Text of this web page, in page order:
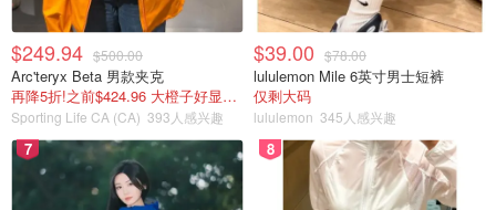
$249.94 $500.00
Arc'teryx Beta 男款夹克
再降5折!之前$424.96 大橙子好显白 蹲补
Sporting Life CA (CA) 393人感兴趣
$39.00 $78.00
lululemon Mile 6英寸男士短裤
仅剩大码
lululemon 345人感兴趣
7 8